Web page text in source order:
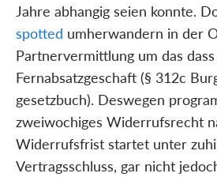
Jahre abhangig seien konnte.
spotted umherwandern in der
Partnervermittlung um das
Fernabsatzgeschaft (§ 312c
gesetzbuch). Deswegen
zweiwochiges Widerrufsrecht
Widerrufsfrist startet unter
Vertragsschluss, gar nicht